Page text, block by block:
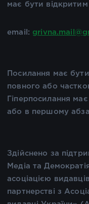
має бути
email:
Посилання має
повного або
Гіперпосилання
або в першому
Здійснено за
Медіа та
асоціацією
партнерстві з